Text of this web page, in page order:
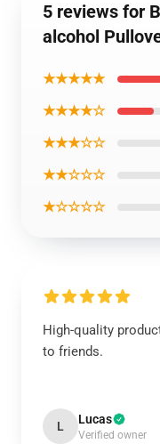
5 reviews for
alcohol
★★★★★
★★★★☆
★★★☆☆
★★☆☆☆
★☆☆☆☆
High-quality
to friends.
L Lucas
Verified owner